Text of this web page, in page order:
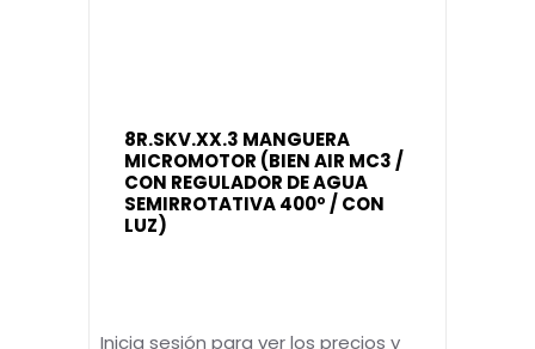
8R.SKV.XX.3 MANGUERA
MICROMOTOR (BIEN AIR MC3 /
CON REGULADOR DE AGUA
SEMIRROTATIVA 400º / CON
LUZ)
Inicia sesión para ver los precios y